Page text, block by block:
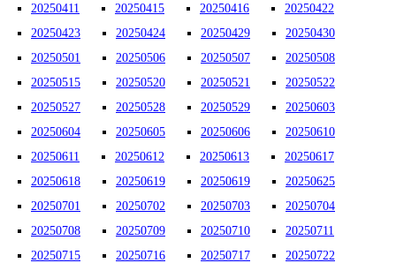
20250411
20250415 20250416
20250422
20250423
20250424 20250429
20250430
20250501
20250506 20250507
20250508
20250515
20250520 20250521
20250522
20250527
20250528 20250529
20250603
20250604
20250605 20250606
20250610
20250611
20250612 20250613
20250617
20250618
20250619 20250619
20250625
20250701
20250702 20250703
20250704
20250708
20250709 20250710
20250711
20250715
20250716 20250717
20250722